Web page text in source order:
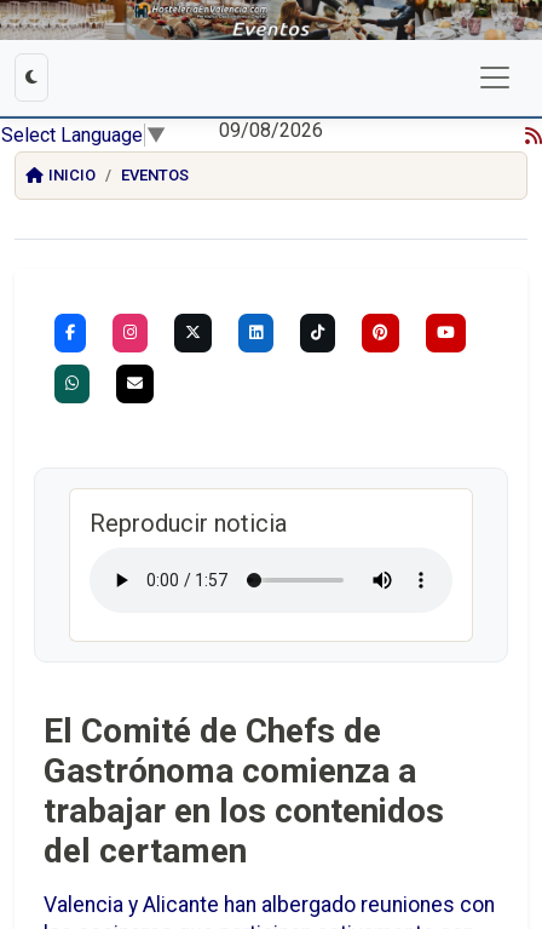
Select Language ▼ 09/08/2026
INICIO EVENTOS
Reproducir noticia
El Comité de Chefs de
Gastrónoma comienza a
trabajar en los contenidos
del certamen
Valencia y Alicante han albergado reuniones con